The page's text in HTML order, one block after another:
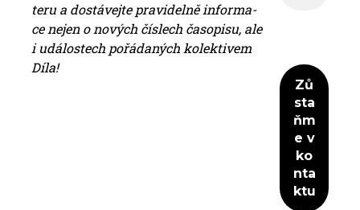
te­ru a do­stá­vej­te pra­vi­del­ně in­for­ma­
ce nejen o no­vých čís­lech ča­so­pi­su, ale
i udá­los­tech po­řá­da­ných ko­lek­ti­vem
Dí­la!